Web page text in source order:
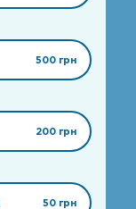
500 грн
200 грн
50 грн